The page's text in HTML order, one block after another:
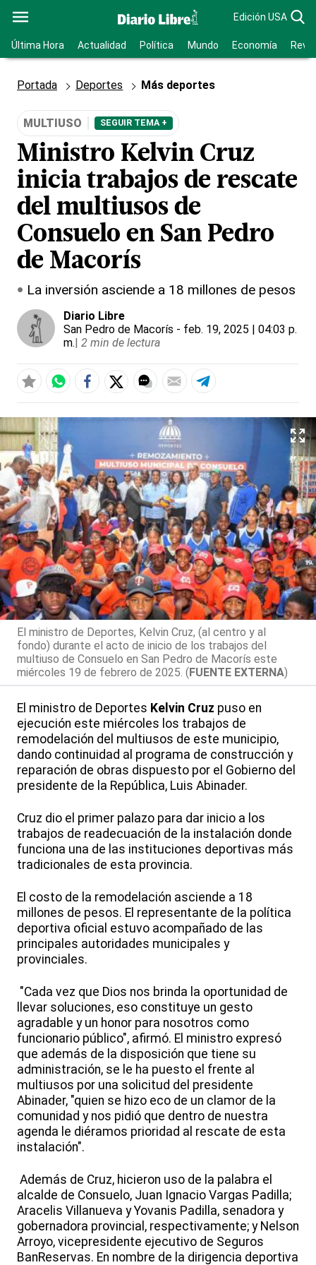
Edición USA
Última Hora Actualidad Política Mundo Economía
Portada Deportes Más deportes
MULTIUSO SEGUIR TEMA +
Ministro Kelvin Cruz
inicia trabajos de rescate
del multiusos de
Consuelo en San Pedro
de Macorís
La inversión asciende a 18 millones de pesos
Diario Libre
San Pedro de Macorís - feb. 19, 2025 | 04:03 p.
m.| 2 min de lectura
El ministro de Deportes, Kelvin Cruz, (al centro y al
fondo) durante el acto de inicio de los trabajos del
multiuso de Consuelo en San Pedro de Macorís este
miércoles 19 de febrero de 2025. (FUENTE EXTERNA)
El ministro de Deportes Kelvin Cruz puso en
ejecución este miércoles los trabajos de
remodelación del multiusos de este municipio,
dando continuidad al programa de construcción y
reparación de obras dispuesto por el Gobierno del
presidente de la República, Luis Abinader.
Cruz dio el primer palazo para dar inicio a los
trabajos de readecuación de la instalación donde
funciona una de las instituciones deportivas más
tradicionales de esta provincia.
El costo de la remodelación asciende a 18
millones de pesos. El representante de la política
deportiva oficial estuvo acompañado de las
principales autoridades municipales y
provinciales.
"Cada vez que Dios nos brinda la oportunidad de
llevar soluciones, eso constituye un gesto
agradable y un honor para nosotros como
funcionario público", afirmó. El ministro expresó
que además de la disposición que tiene su
administración, se le ha puesto el frente al
multiusos por una solicitud del presidente
Abinader, "quien se hizo eco de un clamor de la
comunidad y nos pidió que dentro de nuestra
agenda le diéramos prioridad al rescate de esta
instalación".
Además de Cruz, hicieron uso de la palabra el
alcalde de Consuelo, Juan Ignacio Vargas Padilla;
Aracelis Villanueva y Yovanis Padilla, senadora y
gobernadora provincial, respectivamente; y Nelson
Arroyo, vicepresidente ejecutivo de Seguros
BanReservas. En nombre de la dirigencia deportiva